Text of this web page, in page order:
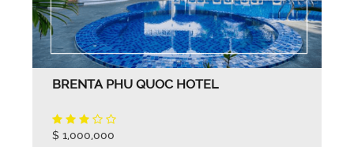
BRENTA PHU QUOC HOTEL
$ 1,000,000